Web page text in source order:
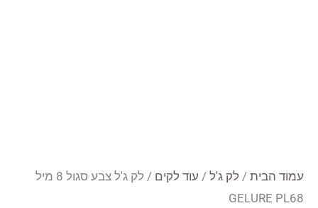
עמוד הבית / לק ג'ל / עוד לקים
/ לק ג'ל צבע סגול 8 מיל
GELURE PL68